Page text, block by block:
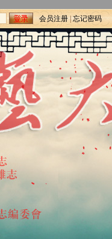
会员注册|忘记密码